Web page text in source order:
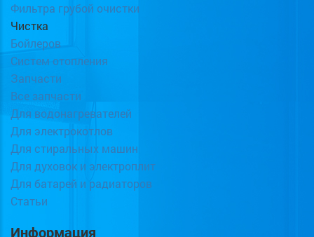
Фильтра грубой очистки
Чистка
Бойлеров
Систем отопления
Запчасти
Все запчасти
Для водонагревателей
Для электрокотлов
Для стиральных машин
Для духовок и электроплит
Для батарей и радиаторов
Статьи
Информация